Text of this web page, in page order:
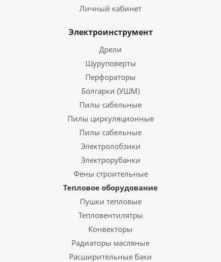
Личный кабинет
Электроинструмент
Дрели
Шуруповерты
Перфораторы
Болгарки (УШМ)
Пилы сабельные
Пилы циркуляционные
Пилы сабельные
Электролобзики
Электрорубанки
Фены строительные
Тепловое оборудование
Пушки тепловые
Тепловентилятры
Конвекторы
Радиаторы масляные
Расширительные баки